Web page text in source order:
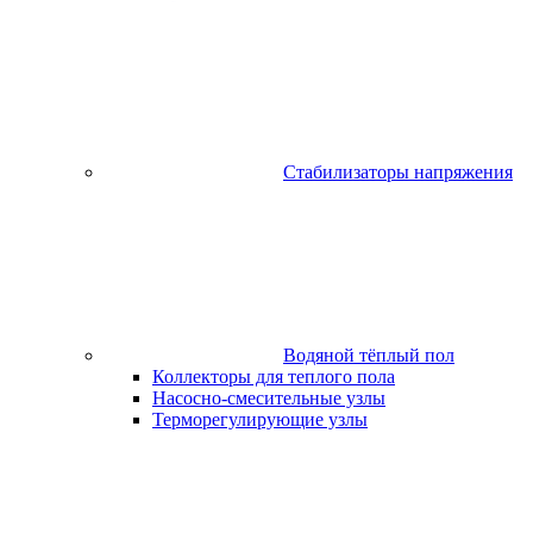
Стабилизаторы напряжения
Водяной тёплый пол
Коллекторы для теплого пола
Насосно-смесительные узлы
Терморегулирующие узлы